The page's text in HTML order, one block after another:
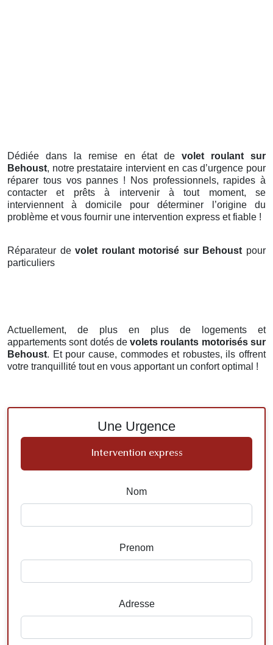
Dédiée dans la remise en état devolet roulant sur
Behoust, notre prestataire intervient en cas d’urgence pour
réparer tous vos pannes ! Nos professionnels, rapides à
contacter et prêts à intervenir à tout moment, se
interviennent à domicile pour déterminer l’origine du
problème et vous fournir une intervention express et fiable !
Réparateur devolet roulant motorisé sur Behoust pour
particuliers
Actuellement, de plus en plus de logements et
appartements sont dotés devolets roulants motorisés sur
Behoust. Et pour cause, commodes et robustes, ils offrent
votre tranquillité tout en vous apportant un confort optimal !
Une Urgence
Intervention express
Nom
Prenom
Adresse